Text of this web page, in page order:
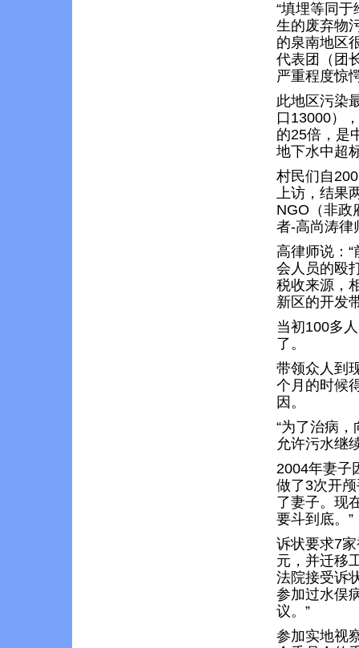
“填埋等同
生的废弃物
的泉南地区
代表团（团
严重程度惊
此地区污染
口13000）
的25倍，是
地下水中超
村民们自
上访，结果
NGO（非政
者-高尚涛律
高律师说：
会人员的殴
税收来源，
新区的开发
当初100多
了。
带领众人到
个月的时候
因。
“为了治病
允许污水继
2004年妻子
做了3次开
了妻子。现
要斗到底。”
诉状要求7
元，并迁移
法院接受诉
参加过水俣
议。”
参加实地视